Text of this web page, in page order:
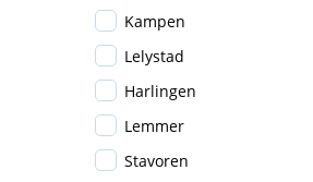
Kampen
Lelystad
Harlingen
Lemmer
Stavoren